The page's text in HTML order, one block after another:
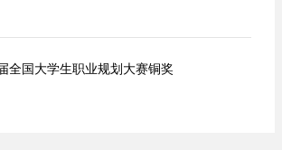
全国大学生职业规划大赛铜奖